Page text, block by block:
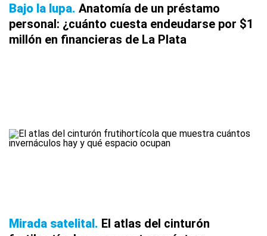
Bajo la lupa Anatomía de un préstamo
personal: ¿cuánto cuesta endeudarse por $1
millón en financieras de La Plata
Mirada satelital El atlas del cinturón